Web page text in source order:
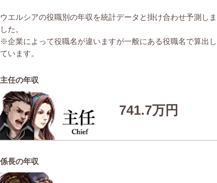
ウエルシアの役職別の年収を統計データと掛け合わせ予測しま
した。
※企業によって役職名が違いますが一般にある役職名で算出し
ています。
主任の年収
741.7万円
係長の年収